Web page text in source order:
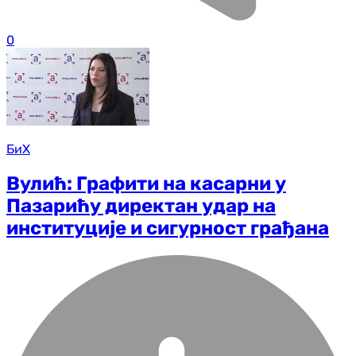
0
БиХ
Вулић: Графити на касарни у
Пазарићу директан удар на
институције и сигурност грађана